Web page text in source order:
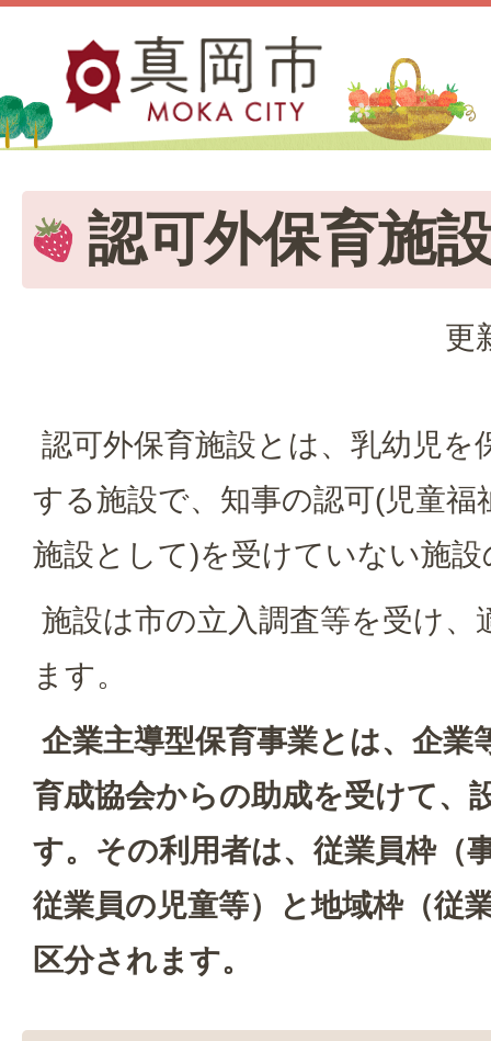
認可外保育施
更
認可外保育施設とは、乳幼児を
する施設で、知事の認可(児童福
施設として)を受けていない施
施設は市の立入調査等を受け、
ます。
企業主導型保育事業とは、企業
育成協会からの助成を受けて、
す。その利用者は、従業員枠（
従業員の児童等）と地域枠（従
区分されます。